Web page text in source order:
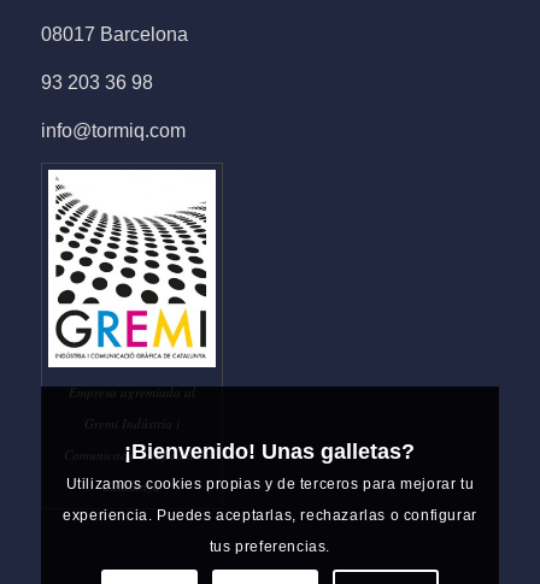
08017 Barcelona
93 203 36 98
info@tormiq.com
Empresa agremiada al
Gremi Indústria i
Comunicació Gràfica de
Catalunya
¡Bienvenido! Unas galletas?
Utilizamos cookies propias y de terceros para mejorar tu
experiencia. Puedes aceptarlas, rechazarlas o configurar
tus preferencias.